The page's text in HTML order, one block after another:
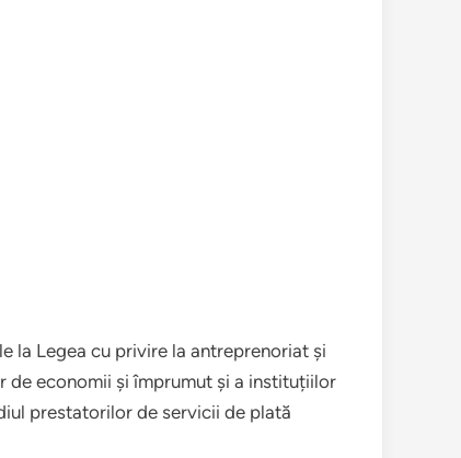
la Legea cu privire la antreprenoriat și
de economii și împrumut și a instituțiilor
prestatorilor de servicii de plată